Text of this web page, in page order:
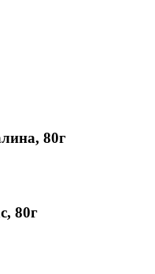
80г
80г